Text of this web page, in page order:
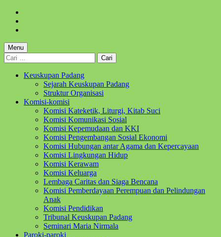
content
footer
Menu
Cari
untuk:
Keuskupan Padang
Sejarah Keuskupan Padang
Struktur Organisasi
Komisi-komisi
Komisi Kateketik, Liturgi, Kitab Suci
Komisi Komunikasi Sosial
Komisi Kepemudaan dan KKI
Komisi Pengembangan Sosial Ekonomi
Komisi Hubungan antar Agama dan Kepercayaan
Komisi Lingkungan Hidup
Komisi Kerawam
Komisi Keluarga
Lembaga Caritas dan Siaga Bencana
Komisi Pemberdayaan Perempuan dan Pelindungan
Anak
Komisi Pendidikan
Tribunal Keuskupan Padang
Seminari Maria Nirmala
Paroki-paroki